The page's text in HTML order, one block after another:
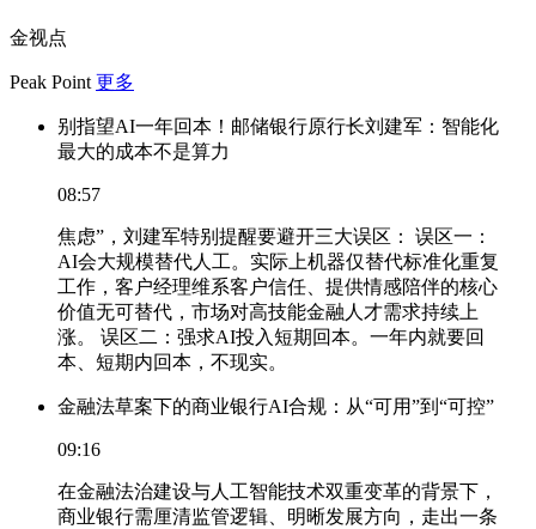
金视点
Peak Point 更多
别指望AI一年回本！邮储银行原行长刘建军：智能化
最大的成本不是算力
08:57
焦虑”，刘建军特别提醒要避开三大误区： 误区一：
AI会大规模替代人工。实际上机器仅替代标准化重复
工作，客户经理维系客户信任、提供情感陪伴的核心
价值无可替代，市场对高技能金融人才需求持续上
涨。 误区二：强求AI投入短期回本。一年内就要回
本、短期内回本，不现实。
金融法草案下的商业银行AI合规：从“可用”到“可控”
09:16
在金融法治建设与人工智能技术双重变革的背景下，
商业银行需厘清监管逻辑、明晰发展方向，走出一条